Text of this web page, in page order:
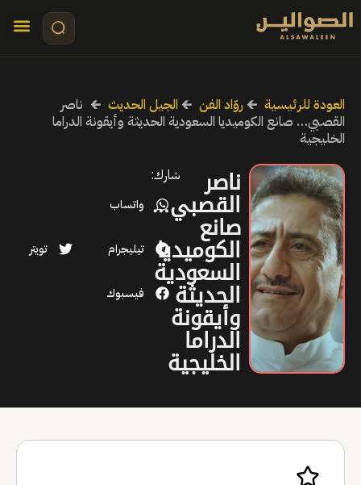
العودة للرئيسية 🡰 روّاد الفن 🡰 الجيل الحديث 🡰 ناصر
القصبي… صانع الكوميديا السعودية الحديثة وأيقونة الدراما
الخليجية
ناصر
القصبي…
صانع
الكوميديا
السعودية
الحديثة
وأيقونة
الدراما
الخليجية
شارك:
واتساب
تيليجرام تويتر
فيسبوك